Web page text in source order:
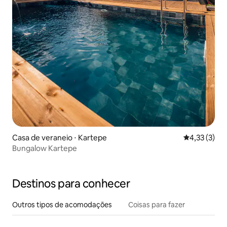
Casa de veraneio ⋅ Kartepe 4,33 de
4,33 (3)
Bungalow Kartepe
Destinos para conhecer
Outros tipos de acomodações Coisas para fazer